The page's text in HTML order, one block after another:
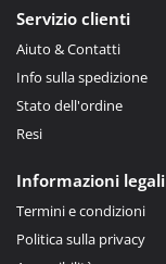
Servizio clienti
Aiuto & Contatti
Info sulla spedizione
Stato dell'ordine
Resi
Informazioni legali
Termini e condizioni
Politica sulla privacy